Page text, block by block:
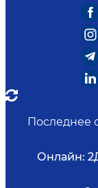
Последнее
Онлайн: 2